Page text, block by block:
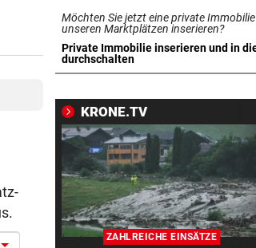
Zu wenig Wasser: Kanu-
erhebt Vorwürfe
STRAFTÄTER RASTETE AUS
Ansteckung gedroht
GAK-TRAINER BRENNT: vor
„Wir wollen unsere Heimserie
ausbauen, egal wie!“
„NIX DAMIT ZU TUN“ vor
Tiroler WK-Chefin wegen
Möchten Sie jetzt eine private
unseren Marktplätzen inserieren?
Private Immobilie inserieren und in
durchschalten
in neuem Tab öffnen
KRONE.TV
ZAHLREICHE EINSÄTZE